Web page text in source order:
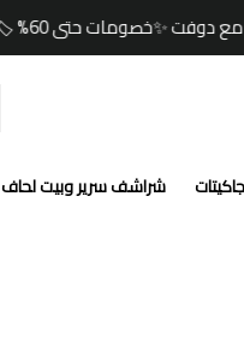
شحن مجاني للطلبات ابتداءً من 349 ريال
شراشف سرير وبيت لحاف